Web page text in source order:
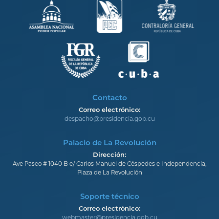
Contacto
Correo electrónico:
despacho@presidencia.gob.cu
Palacio de La Revolución
Dirección:
Ave Paseo # 1040 B e/ Carlos Manuel de Céspedes e Independencia,
Plaza de La Revolución
Soporte técnico
Correo electrónico:
webmaster@presidencia.gob.cu